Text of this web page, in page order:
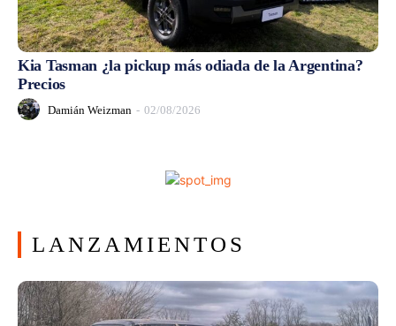
Kia Tasman ¿la pickup más odiada de la Argentina?
Precios
Damián Weizman - 02/08/2026
LANZAMIENTOS